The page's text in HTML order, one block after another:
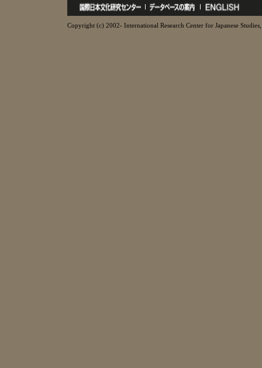
Copyright (c) 2002- International Research Center for Japanese